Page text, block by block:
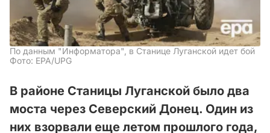
По данным "Информатора", в Станице Луганской идет бой
Фото: EPA/UPG
В районе Станицы Луганской было два
моста через Северский Донец. Один из
них взорвали еще летом прошлого года,